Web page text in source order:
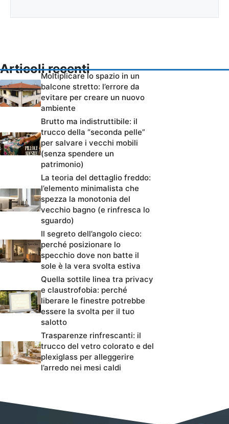
Articoli recenti
Moltiplicare lo spazio in un
balcone stretto: l’errore da
evitare per creare un nuovo
ambiente
Brutto ma indistruttibile: il
trucco della “seconda pelle”
per salvare i vecchi mobili
(senza spendere un
patrimonio)
La teoria del dettaglio freddo:
l’elemento minimalista che
spezza la monotonia del
vecchio bagno (e rinfresca lo
sguardo)
Il segreto dell’angolo cieco:
perché posizionare lo
specchio dove non batte il
sole è la vera svolta estiva
Quella sottile linea tra privacy
e claustrofobia: perché
liberare le finestre potrebbe
essere la svolta per il tuo
salotto
Trasparenze rinfrescanti: il
trucco del vetro colorato e del
plexiglass per alleggerire
l’arredo nei mesi caldi